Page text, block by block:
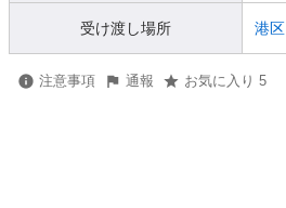
受け渡し場所 港区
注意事項 通報 お気に入り 5